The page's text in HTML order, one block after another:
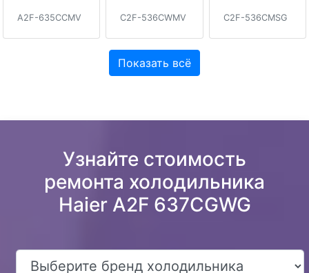
A2F-635CCMV C2F-536CWMV C2F-536CMSG
Показать всё
Узнайте стоимость
ремонта холодильника
Haier A2F 637CGWG